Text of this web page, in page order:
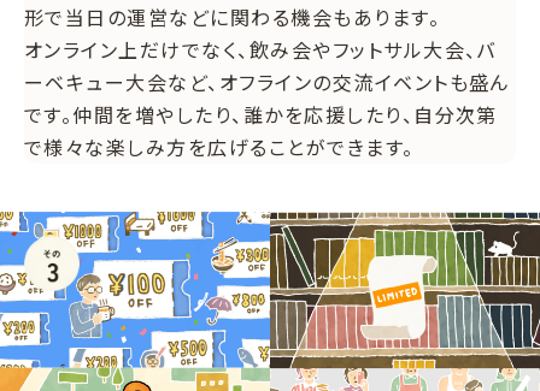
形で当日の運営などに関わる機会もあります。
オンライン上だけでなく、飲み会やフットサル大会、バ
ーベキュー大会など、オフラインの交流イベントも盛ん
です。仲間を増やしたり、誰かを応援したり、自分次第
で様々な楽しみ方を広げることができます。